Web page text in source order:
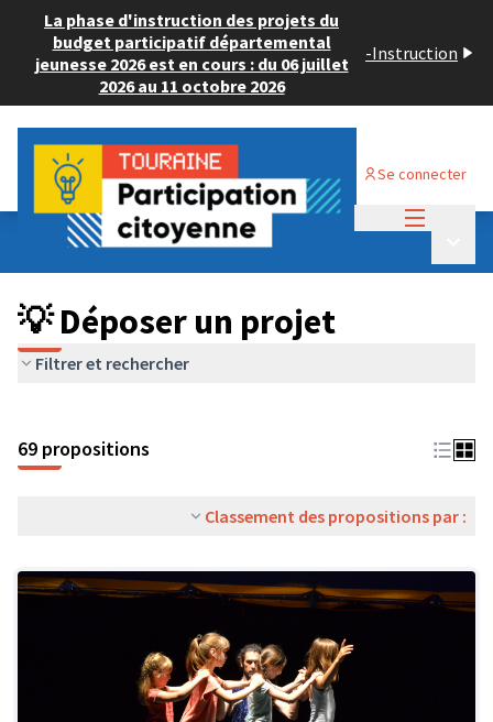
La phase d'instruction des projets du
budget participatif départemental
jeunesse 2026 est en cours : du 06 juillet
2026 au 11 octobre 2026
-Instruction
Se connecter
Budget Participatif ADULTE 2024
💡 Déposer un projet
💡 Déposer un projet
Filtrer et rechercher
69 propositions
Classement des propositions par :